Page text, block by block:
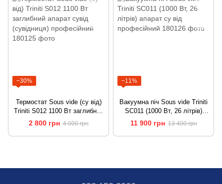
−30%
Термостат Sous vide (су від)
Triniti S012 1100 Вт заглибний
апарат сувід (сувідниця)
професійний
2 800 грн 4 000 грн
−11%
Вакуумна піч Sous vide Triniti
SC011 (1000 Вт, 26 літрів)
апарат су від професійний
11 900 грн 13 400 грн